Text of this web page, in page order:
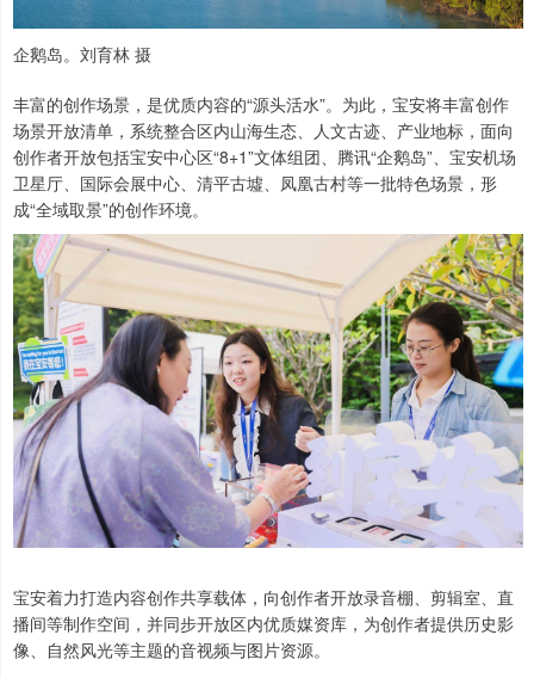
企鹅岛。刘育林 摄
丰富的创作场景，是优质内容的“源头活水”。为此，宝安将丰富创作
场景开放清单，系统整合区内山海生态、人文古迹、产业地标，面向
创作者开放包括宝安中心区“8+1”文体组团、腾讯“企鹅岛”、宝安机场
卫星厅、国际会展中心、清平古墟、凤凰古村等一批特色场景，形
成“全域取景”的创作环境。
宝安着力打造内容创作共享载体，向创作者开放录音棚、剪辑室、直
播间等制作空间，并同步开放区内优质媒资库，为创作者提供历史影
像、自然风光等主题的音视频与图片资源。